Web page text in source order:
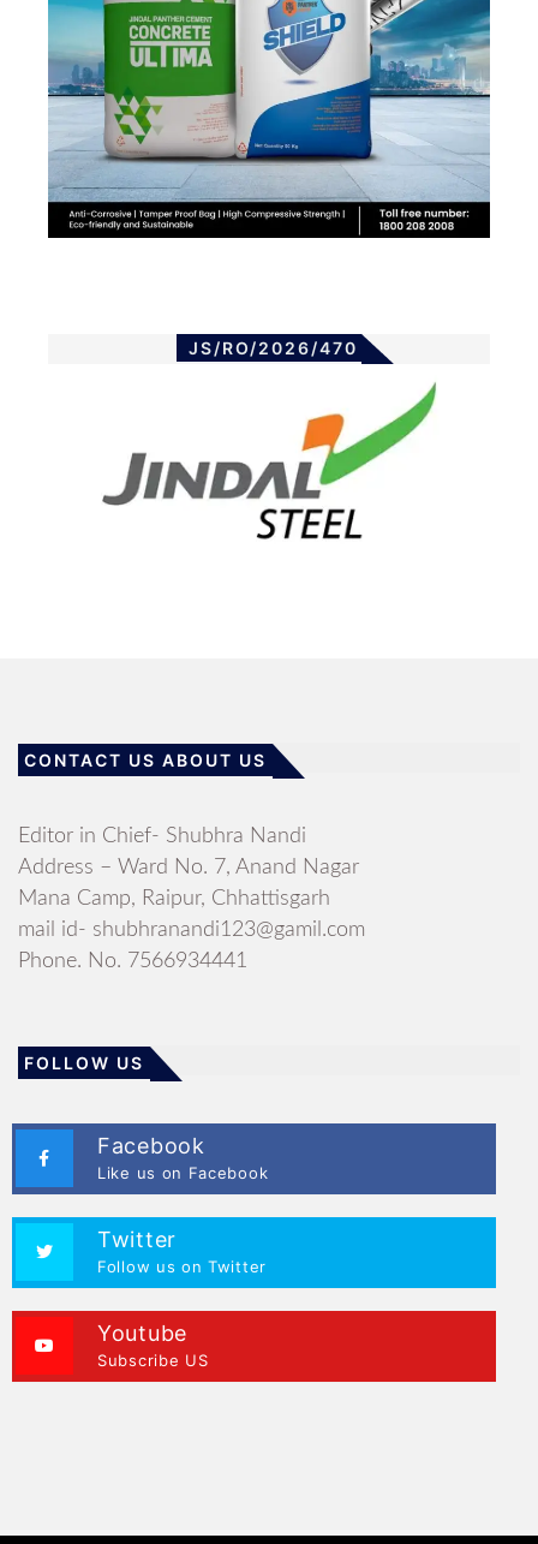
JS/RO/2026/470
CONTACT US ABOUT US
Editor in Chief- Shubhra Nandi
Address – Ward No. 7, Anand Nagar
Mana Camp, Raipur, Chhattisgarh
mail id- shubhranandi123@gamil.com
Phone. No. 7566934441
FOLLOW US
Facebook
Like us on Facebook
Twitter
Follow us on Twitter
Youtube
Subscribe US